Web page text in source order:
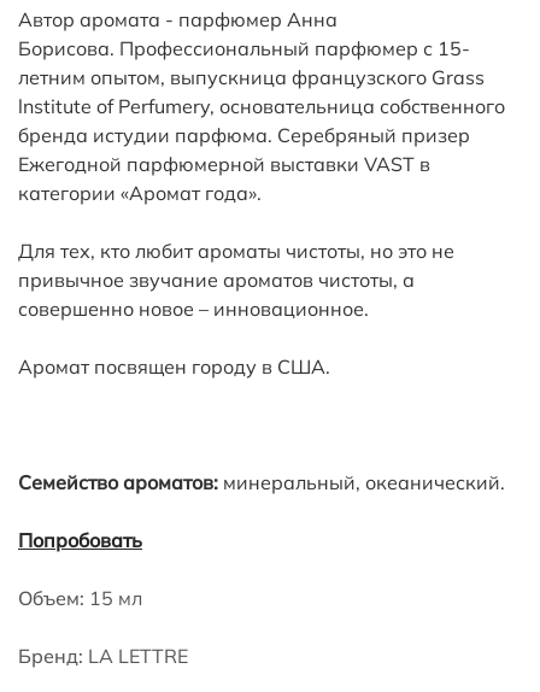
Автор аромата - парфюмер Анна
Борисова. Профессиональный парфюмер с 15-
летним опытом, выпускница французского Grass
lnstitute of Perfumery, основательница собственного
бренда истудии парфюма. Серебряный призер
Ежегодной парфюмерной выставки VAST в
категории «Аромат года».
Для тех, кто любит ароматы чистоты, но это не
привычное звучание ароматов чистоты, а
совершенно новое – инновационное.
Аромат посвящен городу в США.
Семейство ароматов: минеральный, океанический.
Попробовать
Объем: 15 мл
Бренд: LA LETTRE